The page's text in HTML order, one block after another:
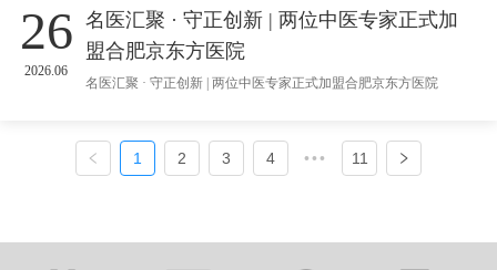
26
2026.06
名医汇聚 · 守正创新 | 两位中医专家正式加
盟合肥京东方医院
名医汇聚 · 守正创新 | 两位中医专家正式加盟合肥京东方医院
1 2 3 4 ••• 11